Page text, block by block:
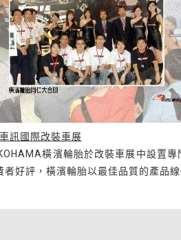
訊國際改裝車展
橫濱輪胎於改裝車展中設置
好評，橫濱輪胎以最佳品質的產品